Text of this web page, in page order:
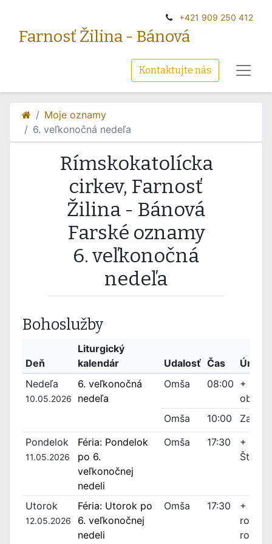
Farnosť Žilina - Bánová
+‭421 909 250 412‬
Kontaktujte nás
Moje oznamy
6. veľkonočná nedeľa
Rímskokatolícka
cirkev, Farnosť
Žilina - Bánová
Farské oznamy
6. veľkonočná
nedeľa
Bohoslužby
Deň
Liturgický
kalendár
Udalosť Čas
Nedeľa
10.05.2026
6. veľkonočná
nedeľa
Omša 08:00 +
oboch
Omša
10:00
Za
Pondelok
11.05.2026
Féria: Pondelok
po 6.
veľkonočnej
nedeli
Omša 17:30
+
Utorok
12.05.2026
Féria: Utorok po
6. veľkonočnej
nedeli
Omša 17:30
+